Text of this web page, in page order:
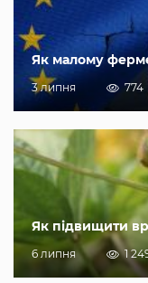
Як малому
3 липня 774
Як підвищити
6 липня 1